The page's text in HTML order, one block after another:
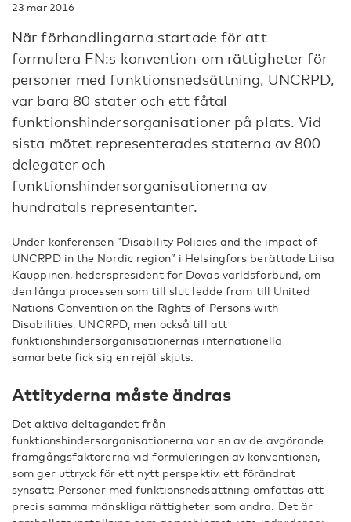
23 mar 2016
När förhandlingarna startade för att
formulera FN:s konvention om rättigheter för
personer med funktionsnedsättning, UNCRPD,
var bara 80 stater och ett fåtal
funktionshindersorganisationer på plats. Vid
sista mötet representerades staterna av 800
delegater och
funktionshindersorganisationerna av
hundratals representanter.
Under konferensen ”Disability Policies and the impact of
UNCRPD in the Nordic region” i Helsingfors berättade Liisa
Kauppinen, hederspresident för Dövas världsförbund, om
den långa processen som till slut ledde fram till United
Nations Convention on the Rights of Persons with
Disabilities, UNCRPD, men också till att
funktionshindersorganisationernas internationella
samarbete fick sig en rejäl skjuts.
Attityderna måste ändras
Det aktiva deltagandet från
funktionshindersorganisationerna var en av de avgörande
framgångsfaktorerna vid formuleringen av konventionen,
som ger uttryck för ett nytt perspektiv, ett förändrat
synsätt: Personer med funktionsnedsättning omfattas att
precis samma mänskliga rättigheter som andra. Det är